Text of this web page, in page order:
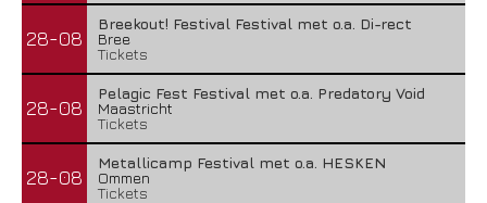
28-08
Breekout! Festival Festival met o.a. Di-rect
Bree
Tickets
28-08
Pelagic Fest Festival met o.a. Predatory Void
Maastricht
Tickets
28-08
Metallicamp Festival met o.a. HESKEN
Ommen
Tickets